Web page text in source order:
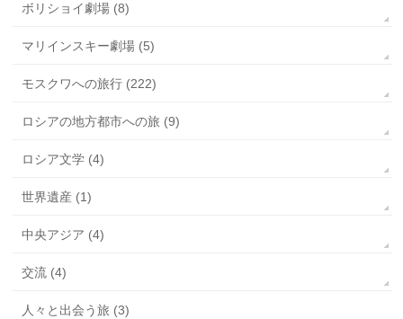
ボリショイ劇場 (8)
マリインスキー劇場 (5)
モスクワへの旅行 (222)
ロシアの地方都市への旅 (9)
ロシア文学 (4)
世界遺産 (1)
中央アジア (4)
交流 (4)
人々と出会う旅 (3)